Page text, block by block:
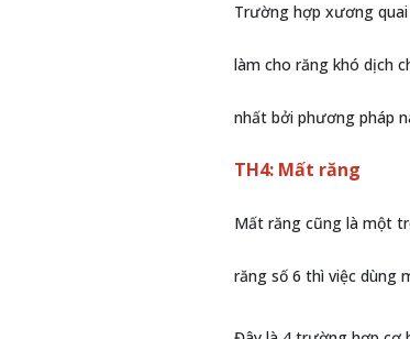
Trường hợp xương
làm cho răng khó dịch
nhất bởi phương pháp
TH4: Mất răng
Mất răng cũng là một
răng số 6 thì việc dùng